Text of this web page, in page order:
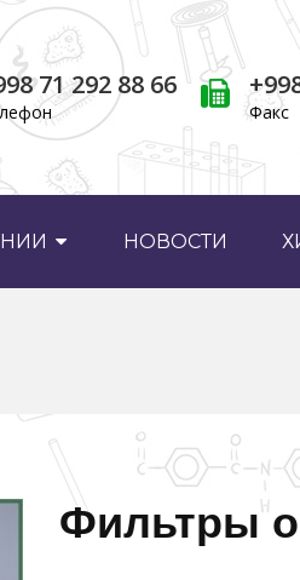
71 292 88 66
Факс
НОВОСТИ
Фильтры